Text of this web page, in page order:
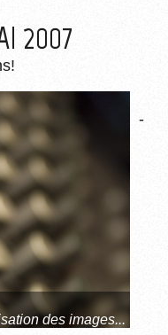
2007
des images...
-